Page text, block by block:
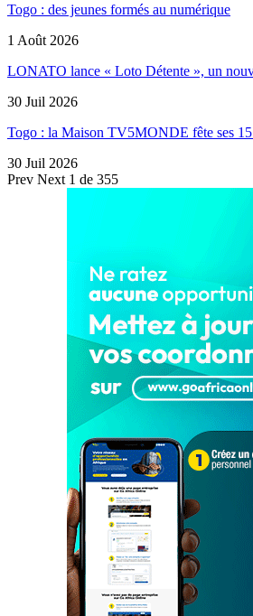
Togo : des jeunes formés au numérique
1 Août 2026
LONATO lance « Loto Détente », un
30 Juil 2026
Togo : la Maison TV5MONDE fête ses 15
30 Juil 2026
Prev Next 1 de 355